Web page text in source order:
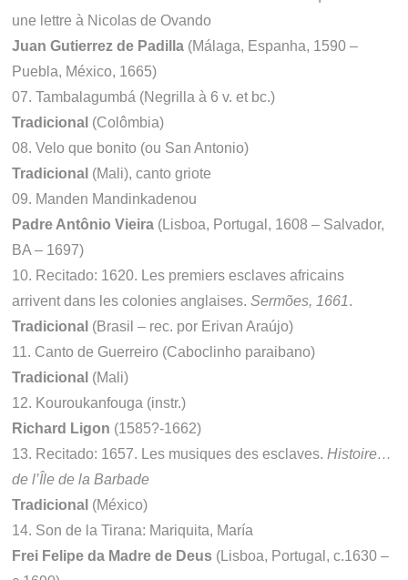
une lettre à Nicolas de Ovando
Juan Gutierrez de Padilla (Málaga, Espanha, 1590 –
Puebla, México, 1665)
07. Tambalagumbá (Negrilla à 6 v. et bc.)
Tradicional (Colômbia)
08. Velo que bonito (ou San Antonio)
Tradicional (Mali), canto griote
09. Manden Mandinkadenou
Padre Antônio Vieira (Lisboa, Portugal, 1608 – Salvador,
BA – 1697)
10. Recitado: 1620. Les premiers esclaves africains
arrivent dans les colonies anglaises.Sermões, 1661.
Tradicional (Brasil – rec. por Erivan Araújo)
11. Canto de Guerreiro (Caboclinho paraibano)
Tradicional (Mali)
12. Kouroukanfouga (instr.)
Richard Ligon (1585?-1662)
13. Recitado: 1657. Les musiques des esclaves.Histoire…
de l’Île de la Barbade
Tradicional (México)
14. Son de la Tirana: Mariquita, María
Frei Felipe da Madre de Deus (Lisboa, Portugal, c.1630 –